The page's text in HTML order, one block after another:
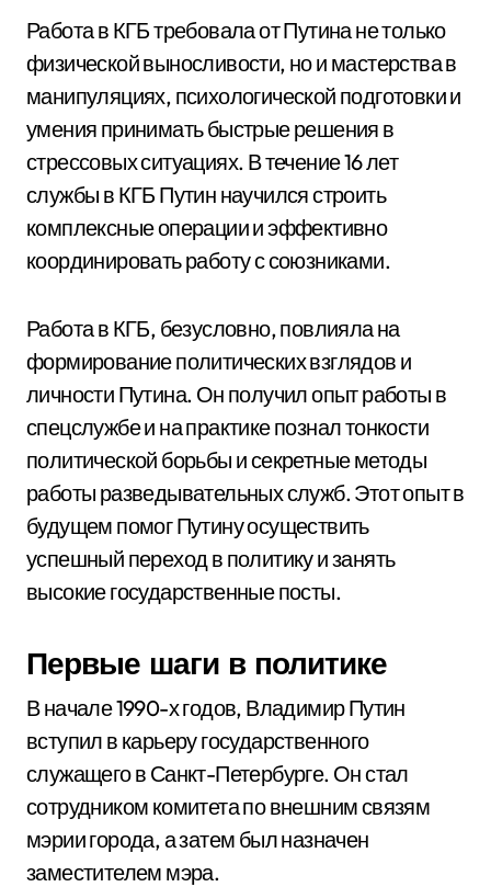
Работа в КГБ требовала от Путина не только
физической выносливости, но и мастерства в
манипуляциях, психологической подготовки и
умения принимать быстрые решения в
стрессовых ситуациях. В течение 16 лет
службы в КГБ Путин научился строить
комплексные операции и эффективно
координировать работу с союзниками.
Работа в КГБ, безусловно, повлияла на
формирование политических взглядов и
личности Путина. Он получил опыт работы в
спецслужбе и на практике познал тонкости
политической борьбы и секретные методы
работы разведывательных служб. Этот опыт в
будущем помог Путину осуществить
успешный переход в политику и занять
высокие государственные посты.
Первые шаги в политике
В начале 1990-х годов, Владимир Путин
вступил в карьеру государственного
служащего в Санкт-Петербурге. Он стал
сотрудником комитета по внешним связям
мэрии города, а затем был назначен
заместителем мэра.